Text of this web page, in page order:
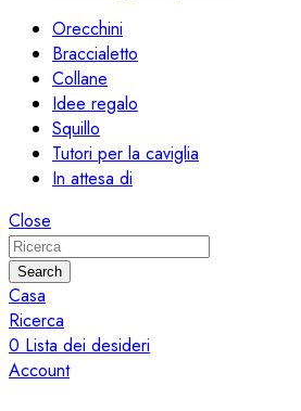
Orecchini
Braccialetto
Collane
Idee regalo
Squillo
Tutori per la caviglia
In attesa di
Close
Search
Casa
Ricerca
0 Lista dei desideri
Account